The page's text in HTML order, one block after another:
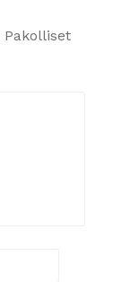
Pakolliset